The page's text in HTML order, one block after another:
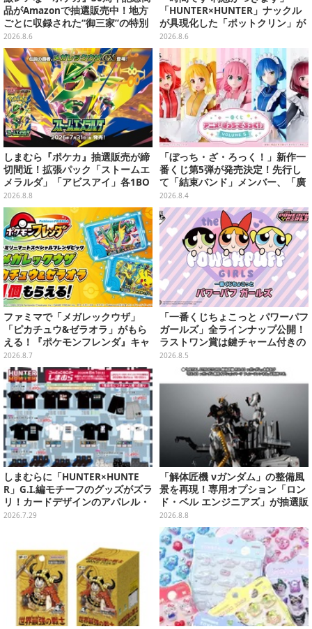
品がAmazonで抽選販売中！地方
ごとに収録された“御三家”の特別
カード
2026.8.6
「HUNTER×HUNTER」ナックル
が具現化した「ポットクリン」が
貯金箱としてプライズ展開
2026.8.6
しまむら『ポケカ』抽選販売が締
切間近！拡張パック「ストームエ
メラルダ」「アビスアイ」各1BO
Xをラインナップ
2026.8.8
「ぼっち・ざ・ろっく！」新作一
番くじ第5弾が発売決定！先行し
て「結束バンド」メンバー、「廣
井きくり」のメイド衣装フィギュ
アを公開
2026.8.4
ファミマで「メガレックウザ」
「ピカチュウ&ゼラオラ」がもら
える！『ポケモンフレンダ』キャ
ンペーンが8月11日開始
2026.8.7
「一番くじちょこっと パワーパフ
ガールズ」全ラインナップ公開！
ラストワン賞は鍵チャーム付きの
シール帳スペシャルセットを用意
2026.8.5
しまむらに「HUNTER×HUNTE
R」G.I.編モチーフのグッズがズラ
リ！カードデザインのアパレル・
雑貨、ゴレイヌの「オレが3人分
2026.7.29
「解体匠機 νガンダム」の整備風
景を再現！専用オプション「ロン
ド・ベル エンジニアズ」が抽選販
売
2026.8.8